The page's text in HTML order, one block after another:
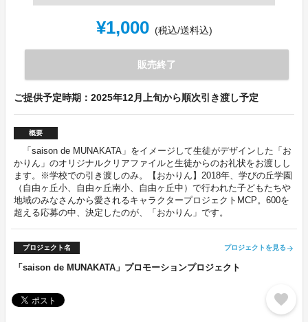
¥1,000 (税込/送料込)
販売終了
ご提供予定時期：2025年12月上旬から順次引き渡し予定
概要
「saison de MUNAKATA」をイメージして生徒がデザインした「お
かりん」のオリジナルクリアファイルと生徒からのお礼状をお渡しし
ます。※学校での引き渡しのみ。【おかりん】2018年、学びの丘学園
（自由ヶ丘小、自由ヶ丘南小、自由ヶ丘中）で行われた子どもたちや
地域のみなさんから愛されるキャラクタープロジェクトMCP。600を
超える応募の中、決定したのが、「おかりん」です。
プロジェクト名 プロジェクトを見る arrow_forward
「saison de MUNAKATA」プロモーションプロジェクト
favorite